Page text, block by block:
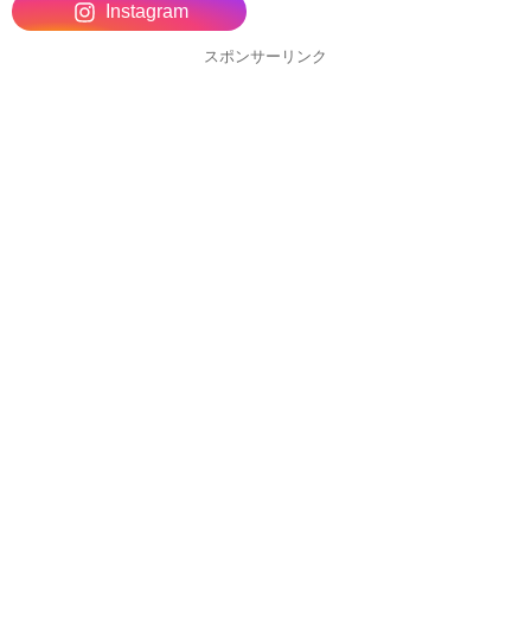
Instagram
スポンサーリンク